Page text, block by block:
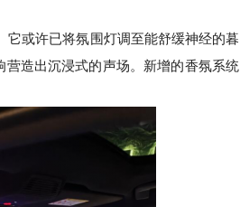
它或许已将氛围灯调至能舒缓神经的暮
营造出沉浸式的声场。新增的香氛系统